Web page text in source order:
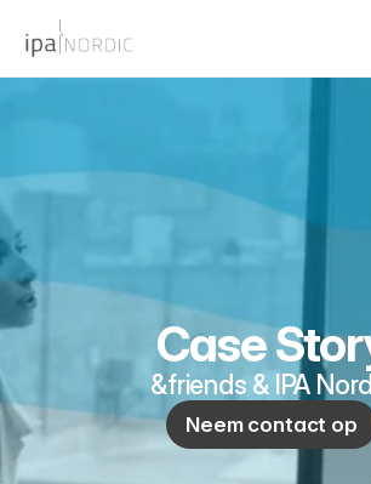
Design
Publish
Blog
Case
&friends & IPA
Neem contact op